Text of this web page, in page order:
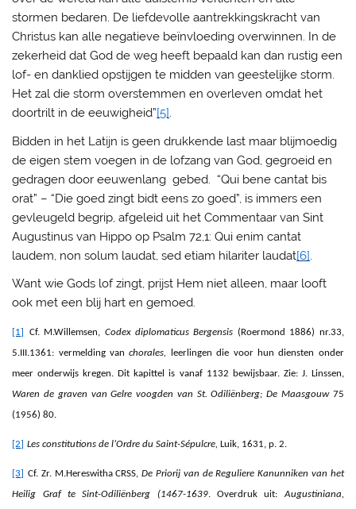
stormen bedaren. De liefdevolle aantrekkingskracht van
Christus kan alle negatieve beïnvloeding overwinnen. In de
zekerheid dat God de weg heeft bepaald kan dan rustig een
lof- en danklied opstijgen te midden van geestelijke storm.
Het zal die storm overstemmen en overleven omdat het
doortrilt in de eeuwigheid”[5].
Bidden in het Latijn is geen drukkende last maar blijmoedig
de eigen stem voegen in de lofzang van God, gegroeid en
gedragen door eeuwenlang gebed. “Qui bene cantat bis
orat” – “Die goed zingt bidt eens zo goed”, is immers een
gevleugeld begrip, afgeleid uit het Commentaar van Sint
Augustinus van Hippo op Psalm 72,1: Qui enim cantat
laudem, non solum laudat, sed etiam hilariter laudat[6].
Want wie Gods lof zingt, prijst Hem niet alleen, maar looft
ook met een blij hart en gemoed.
[1] Cf. M.Willemsen, Codex diplomaticus Bergensis (Roermond 1886) nr.33,
5.III.1361: vermelding vanchorales,
leerlingen die voor hun diensten onder
meer onderwijs kregen. Dit kapittel is vanaf 1132 bewijsbaar. Zie: J. Linssen,
Waren de graven van Gelre voogden van St. Odiliënberg; De Maasgouw 75
(1956) 80.
[2] Les constitutions de l’Ordre du Saint-Sépulcre,Luik, 1631, p. 2.
[3] Cf. Zr. M.Hereswitha CRSS,De Priorij van de Reguliere Kanunniken van het
Heilig Graf te Sint-Odiliënberg (1467-1639. Overdruk uit:Augustiniana,